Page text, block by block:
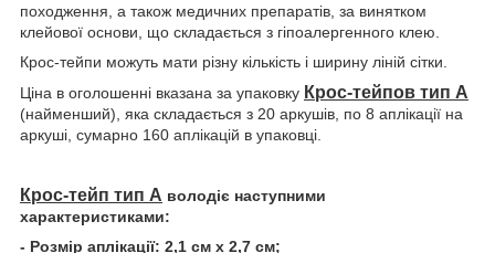
походження, а також медичних препаратів, за винятком
клейової основи, що складається з гіпоалергенного клею.
Крос-тейпи можуть мати різну кількість і ширину ліній сітки.
Ціна в оголошенні вказана за упаковку Крос-тейпов тип А
(найменший), яка складається з 20 аркушів, по 8 аплікації на
аркуші, сумарно 160 аплікацій в упаковці.
Крос-тейп тип А володіє наступними
характеристиками:
- Розмір аплікації: 2,1 см х 2,7 см;